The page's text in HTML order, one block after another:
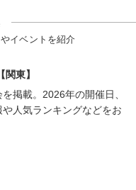
イベントを紹介
東】
掲載。2026年の開催日、
人気ランキングなどをお